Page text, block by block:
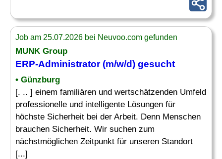
Job am 25.07.2026 bei Neuvoo.com gefunden
MUNK Group
ERP-Administrator(m/w/d) gesucht
• Günzburg
[. .. ] einem familiären und wertschätzenden Umfeld
professionelle und intelligente Lösungen für
höchste Sicherheit bei der Arbeit. Denn Menschen
brauchen Sicherheit. Wir suchen zum
nächstmöglichen Zeitpunkt für unseren Standort
[...]